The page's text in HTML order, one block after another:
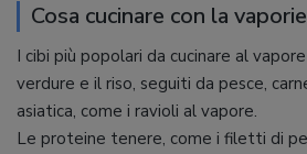
Cosa cucinare con la
I cibi più popolari da cucinare al
verdure e il riso, seguiti da pesce,
asiatica, come i ravioli al vapore.
Le proteine tenere, come i filetti di